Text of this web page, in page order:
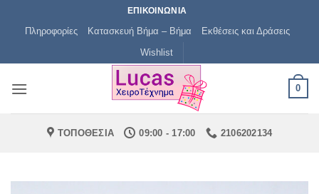
ΕΠΙΚΟΙΝΩΝΙΑ
Πληροφορίες Κατασκευή Βήμα – Βήμα
Εκθέσεις και Δράσεις
Wishlist
0
ΤΟΠΟΘΕΣΙΑ 09:00 - 17:00 2106202134